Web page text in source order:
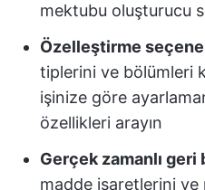
mektubu oluşturucu
Özelleştirme
tiplerini ve bölümleri
işinize göre
özellikleri arayın
Gerçek zamanlı geri
madde işaretlerini